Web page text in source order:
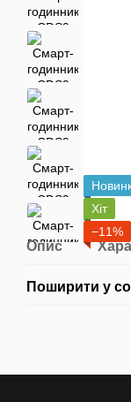
Хіт
−11%
Опис
Поширити у